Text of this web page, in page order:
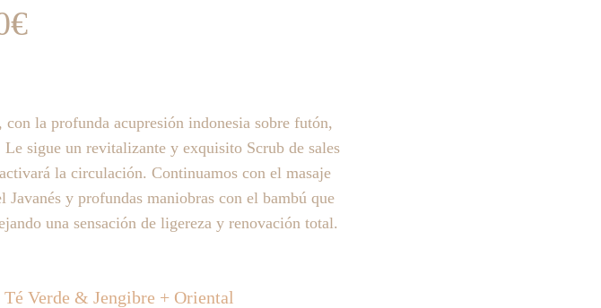
con la profunda acupresión indonesia sobre futón,
sigue un revitalizante y exquisito Scrub de sales
la circulación. Continuamos con el masaje
y profundas maniobras con el bambú que
una sensación de ligereza y renovación total.
Verde & Jengibre + Oriental